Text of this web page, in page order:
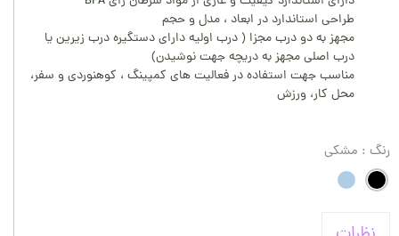
طراحی استاندارد در ابعاد ، مدل و حجم
مجهز به دو درب مجزا ( درب اولیه دارای دستگیره درب زیرین یا
درب اصلی مجهز به دریچه جهت نوشیدن)
مناسب جهت استفاده در فعالیت های کمپینگ ، کوهنوردی و سفر،
محل کار، ورزش
رنگ : مشکی